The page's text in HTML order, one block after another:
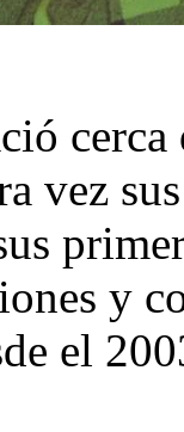
vez
y
el